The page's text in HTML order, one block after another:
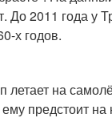
До 2011 года у
х годов.
летает на
предстоит